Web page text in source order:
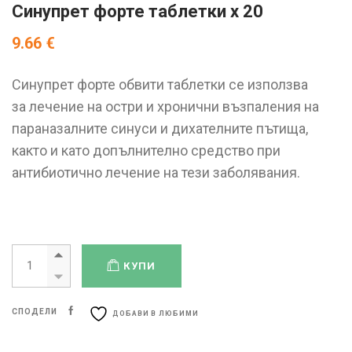
Синупрет форте таблетки x 20
9.66 €
Синупрет форте обвити таблетки се използва
за лечение на остри и хронични възпаления на
параназалните синуси и дихателните пътища,
както и като допълнително средство при
антибиотично лечение на тези заболявания.
КУПИ
СПОДЕЛИ ДОБАВИ В ЛЮБИМИ